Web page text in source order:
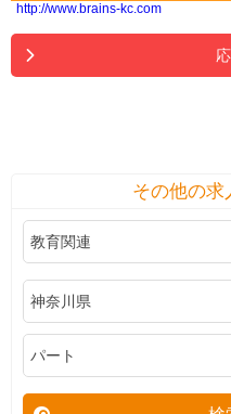
http://www.brains-kc.com
その他の求